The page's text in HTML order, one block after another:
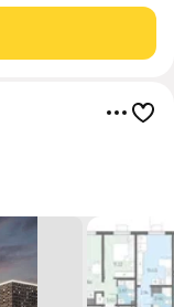
с чистовой